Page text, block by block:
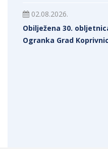
02.08.2026.
Obilježena 30.
Ogranka Grad